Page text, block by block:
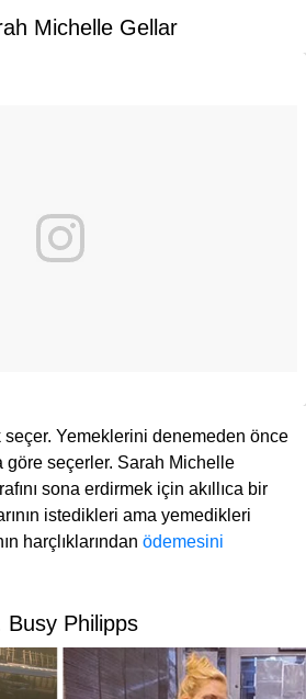
Michelle Gellar
Yemeklerini denemeden önce
göre seçerler. Sarah Michelle
sona erdirmek için akıllıca bir
istedikleri ama yemedikleri
harçlıklarından ödemesini
Busy Philipps